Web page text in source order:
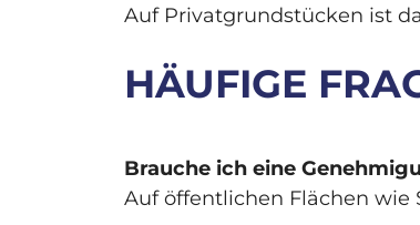
Auf Privatgrundstücken ist
HÄUFIGE
Brauche ich eine
Auf öffentlichen Flächen wie